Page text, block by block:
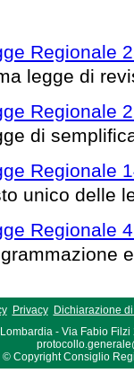
Regionale
legge di
Regionale
di
Regionale
unico delle
Regionale
Privacy
Dichiarazione
- Via Fabio Filzi
© Copyright Consiglio